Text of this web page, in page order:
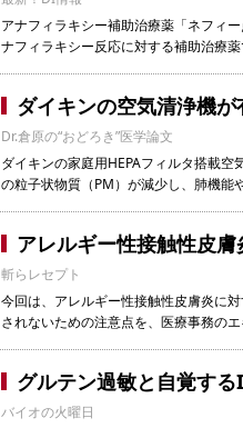
アナフィラキシー補助治療薬「ネフィ
ナフィラキシー反応に対する補助治療
ダイキンの空気清浄機
Dr.倉原の“おどろき”医学論文
ダイキンの家庭用HEPAフィルタ搭載
の粒子状物質（PM）が減少し、肺機能
アレルギー性接触性皮
斬らレセプト
今回は、アレルギー性接触性皮膚炎に
されないための注意点を、医療事務の
グルテン過敏と自覚す
バイオの火曜日